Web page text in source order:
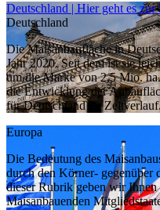
Deutschland | Hier geht es zur
Deutschland
Die Maisanbaufläche in
Jahr 2020. Seit dem ist sie
um die Marke von 2,5 Mio.
die Entwicklung der
für Deutschland im Zeitverlauf.
Europa
Die Bedeutung des
durch den Körner- gegenüber
dieser Rubrik geben wir
Maisanbauenden